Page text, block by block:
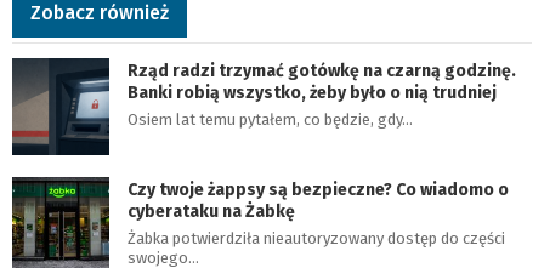
Zobacz również
Rząd radzi trzymać gotówkę na czarną godzinę.
Banki robią wszystko, żeby było o nią trudniej
Osiem lat temu pytałem, co będzie, gdy…
Czy twoje żappsy są bezpieczne? Co wiadomo o
cyberataku na Żabkę
Żabka potwierdziła nieautoryzowany dostęp do części
swojego…